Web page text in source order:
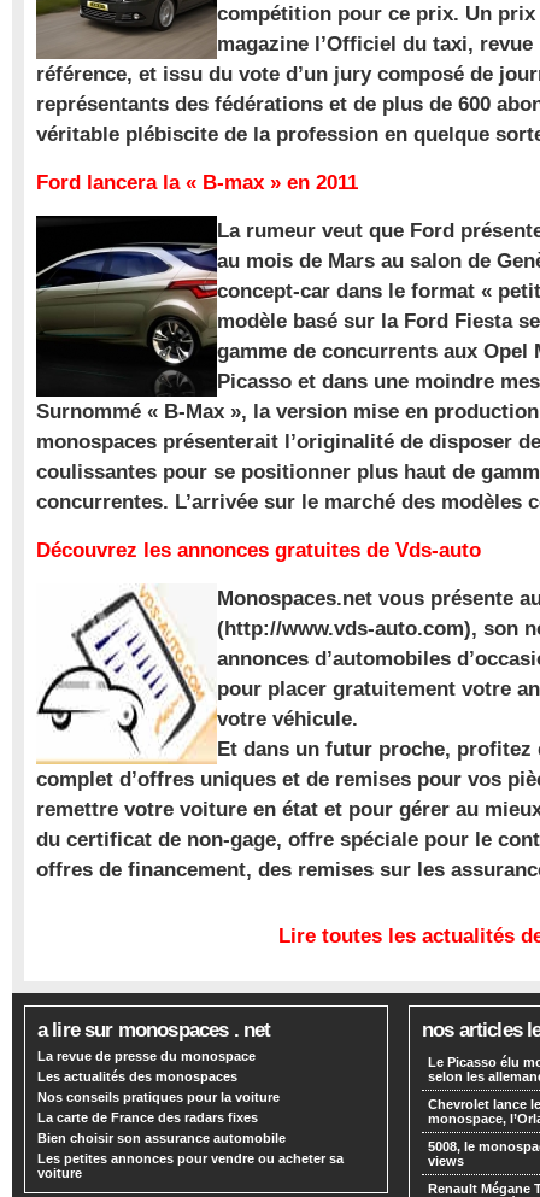
compétition pour ce prix. Un
magazine l’Officiel du taxi,
référence, et issu du vote d’un jury composé de
représentants des fédérations et de plus de 600
véritable plébiscite de la profession en quelque
Ford lancera la « B-max » en 2011
La rumeur veut que Ford
au mois de Mars au salon de
concept-car dans le format «
modèle basé sur la Ford Fiesta
gamme de concurrents aux Opel
Picasso et dans une moindre
Surnommé « B-Max », la version mise en
monospaces présenterait l’originalité de disposer
coulissantes pour se positionner plus haut de
concurrentes. L’arrivée sur le marché des modèles
Découvrez les annonces gratuites de Vds-auto
Monospaces.net vous présente
(http://www.vds-auto.com), son
annonces d’automobiles
pour placer gratuitement votre
votre véhicule.
Et dans un futur proche, profitez
complet d’offres uniques et de remises pour vos
remettre votre voiture en état et pour gérer au
du certificat de non-gage, offre spéciale pour le
offres de financement, des remises sur les
Lire toutes les actualités
a lire sur monospaces . net
La revue de presse du monospace
Les actualités des monospaces
Nos conseils pratiques pour la voiture
La carte de France des radars fixes
Bien choisir son assurance automobile
Les petites annonces pour vendre ou acheter sa
voiture
nos articles
Le Picasso élu
selon les
Chevrolet lance
monospace,
5008, le
views
Renault Mégane